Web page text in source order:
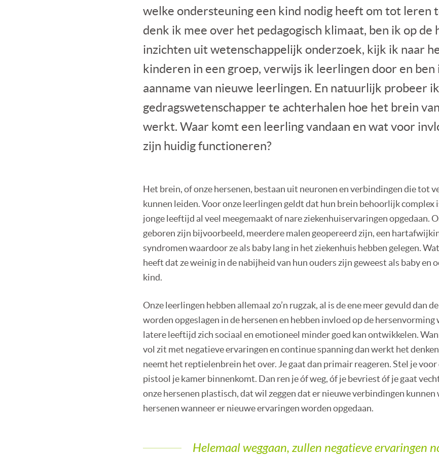
welke ondersteuning een kind nodig heeft om tot leren
denk ik mee over het pedagogisch klimaat, ben ik op de
inzichten uit wetenschappelijk onderzoek, kijk ik naar
kinderen in een groep, verwijs ik leerlingen door en
aanname van nieuwe leerlingen. En natuurlijk probeer
gedragswetenschapper te achterhalen hoe het brein
werkt. Waar komt een leerling vandaan en wat voor
zijn huidig functioneren?
Het brein, of onze hersenen, bestaan uit neuronen en verbindingen die tot
kunnen leiden. Voor onze leerlingen geldt dat hun brein behoorlijk complex
jonge leeftijd al veel meegemaakt of nare ziekenhuiservaringen opgedaan.
geboren zijn bijvoorbeeld, meerdere malen geopereerd zijn, een
syndromen waardoor ze als baby lang in het ziekenhuis hebben gelegen.
heeft dat ze weinig in de nabijheid van hun ouders zijn geweest als baby en
kind.
Onze leerlingen hebben allemaal zo’n rugzak, al is de ene meer gevuld dan
worden opgeslagen in de hersenen en hebben invloed op de
latere leeftijd zich sociaal en emotioneel minder goed kan ontwikkelen.
vol zit met negatieve ervaringen en continue spanning dan werkt het
neemt het reptielenbrein het over. Je gaat dan primair reageren. Stel je
pistool je kamer binnenkomt. Dan ren je óf weg, óf je bevriest óf je gaat
onze hersenen plastisch, dat wil zeggen dat er nieuwe verbindingen kunnen
hersenen wanneer er nieuwe ervaringen worden opgedaan.
Helemaal weggaan, zullen negatieve ervaringen